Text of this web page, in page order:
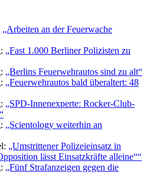
„Arbeiten an der Feuerwache
„Fast 1.000 Berliner Polizisten zu
„Berlins Feuerwehrautos sind zu alt“
„Feuerwehrautos bald überaltert: 48
„SPD-Innenexperte: Rocker-Club-
„Scientology weiterhin an
„Umstrittener Polizeieinsatz in
lässt Einsatzkräfte alleine““
„Fünf Strafanzeigen gegen die